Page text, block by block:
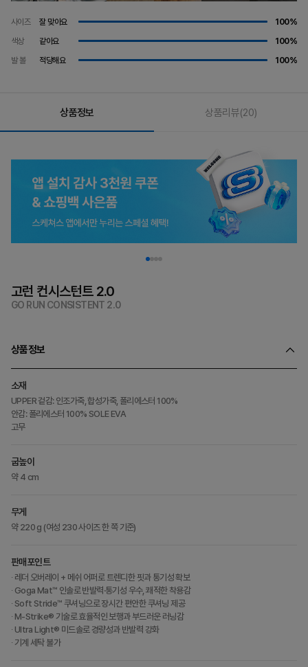
사이즈 잘 맞아요
100%
색상
같아요
100%
발 볼
적당해요 100%
상품정보 상품리뷰(20)
고런 컨시스턴트 2.0
GO RUN CONSISTENT 2.0
상품정보
소재
UPPER 겉감: 인조가죽, 합성가죽, 폴리에스터 100%
안감: 폴리에스터 100% SOLE EVA
고무
굽높이
약 4 cm
무게
약 220 g (여성 230 사이즈 한 쪽 기준)
판매포인트
∙ 레더 오버레이 + 메쉬 어퍼로 트렌디한 핏과 통기성 확보
∙ Goga Mat™ 인솔로 반발력·통기성 우수, 쾌적한 착용감
∙ Soft Stride™ 쿠셔닝으로 장시간 편안한 쿠셔닝 제공
∙ M-Strike® 기술로 효율적인 보행과 부드러운 러닝감
∙ Ultra Light® 미드솔로 경량성과 반발력 강화
∙ 기계 세탁 불가